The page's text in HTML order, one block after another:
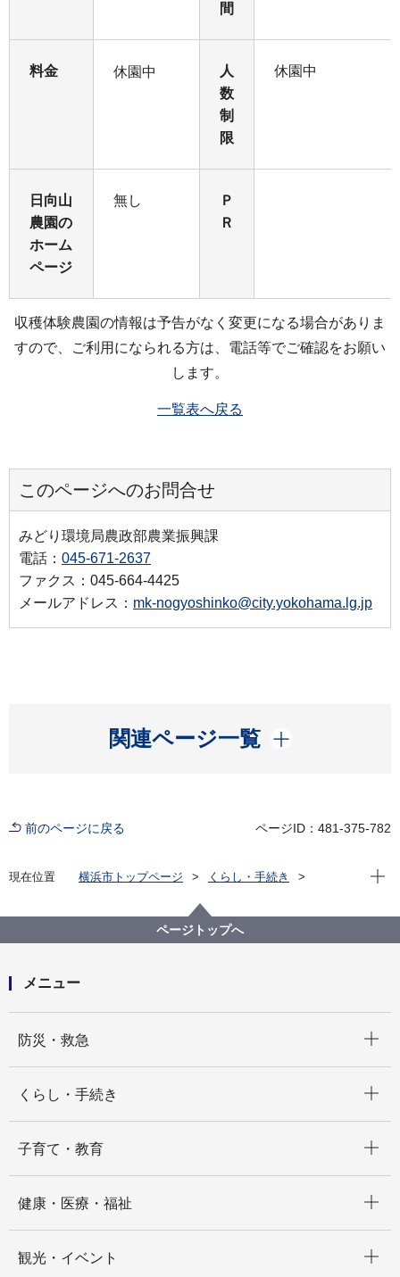
間
料金 休園中
人
数
制
限
休園中
日向山
農園の
ホーム
ページ
無し
Ｐ
Ｒ
収穫体験農園の情報は予告がなく変更になる場合がありま
すので、ご利用になられる方は、電話等でご確認をお願い
します。
一覧表へ戻る
このページへのお問合せ
みどり環境局農政部農業振興課
電話： 045-671-2637
ファクス：045-664-4425
メールアドレス： mk-nogyoshinko@city.yokohama.lg.jp
関連ページ一覧
開く
前のページに戻る ページID：481-375-782
現在位置 横浜市トップページ
くらし・手続き
横浜で農業・農体験「ふれる・親しむ」
収穫体験農園（もぎとりなど）
収穫体験農園名一覧
現在
ページトップへ
メニュー
防災・救急
くらし・手続き
子育て・教育
健康・医療・福祉
観光・イベント